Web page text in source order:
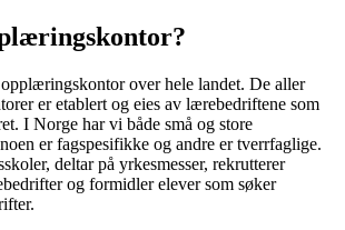
over hele landet. De aller
er etablert og eies av lærebedriftene som
I Norge har vi både små og store
er fagspesifikke og andre er tverrfaglige.
deltar på yrkesmesser, rekrutterer
og formidler elever som søker